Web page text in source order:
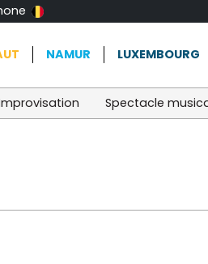
NAMUR LUXEMBOURG
Spectacle